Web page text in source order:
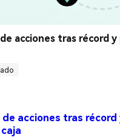
acciones tras récord
acciones tras récord